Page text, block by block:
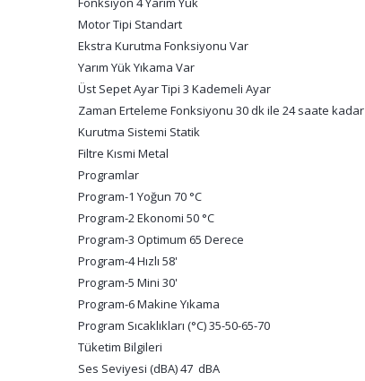
Motor Tipi Standart
Ekstra Kurutma Fonksiyonu Var
Yarım Yük Yıkama Var
Üst Sepet Ayar Tipi 3 Kademeli Ayar
Zaman Erteleme Fonksiyonu 30 dk ile 24 saate kadar
Kurutma Sistemi Statik
Filtre Kısmi Metal
Programlar
Program-1 Yoğun 70 °C
Program-2 Ekonomi 50 °C
Program-3 Optimum 65 Derece
Program-4 Hızlı 58'
Program-5 Mini 30'
Program-6 Makine Yıkama
Program Sıcaklıkları (°C) 35-50-65-70
Tüketim Bilgileri
Ses Seviyesi (dBA) 47 dBA